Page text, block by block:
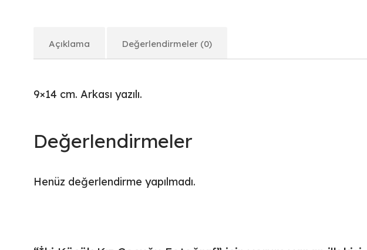
Açıklama Değerlendirmeler (0)
9×14 cm. Arkası yazılı.
Değerlendirmeler
Henüz değerlendirme yapılmadı.